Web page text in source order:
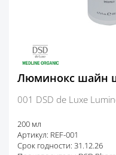
Люминокс шайн
001 DSD de Luxe
200 мл
Артикул: REF-001
Срок годности: 31.12.26